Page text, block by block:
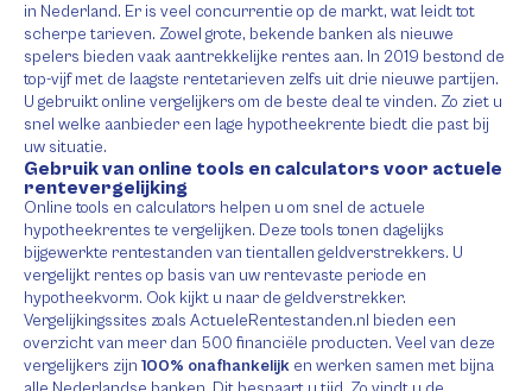
in Nederland. Er is veel concurrentie op de markt, wat leidt tot
scherpe tarieven. Zowel grote, bekende banken als nieuwe
spelers bieden vaak aantrekkelijke rentes aan. In 2019 bestond de
top-vijf met de laagste rentetarieven zelfs uit drie nieuwe partijen.
U gebruikt online vergelijkers om de beste deal te vinden. Zo ziet u
snel welke aanbieder een lage hypotheekrente biedt die past bij
uw situatie.
Gebruik van online tools en calculators voor actuele
rentevergelijking
Online tools en calculators helpen u om snel de actuele
hypotheekrentes te vergelijken. Deze tools tonen dagelijks
bijgewerkte rentestanden van tientallen geldverstrekkers. U
vergelijkt rentes op basis van uw rentevaste periode en
hypotheekvorm. Ook kijkt u naar de geldverstrekker.
Vergelijkingssites zoals ActueleRentestanden.nl bieden een
overzicht van meer dan 500 financiële producten. Veel van deze
vergelijkers zijn 100% onafhankelijk en werken samen met bijna